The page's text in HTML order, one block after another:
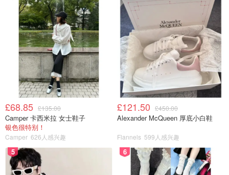
£68.85 £135.00
Camper 卡西米拉 女士鞋子
银色很特别！
Camper 626人感兴趣
£121.50 £450.00
Alexander McQueen 厚底小白鞋
Flannels 599人感兴趣
5 6